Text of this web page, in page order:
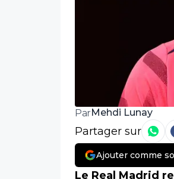
ParMehdi Lunay
Partager sur
Ajouter comme
Le Real Madrid